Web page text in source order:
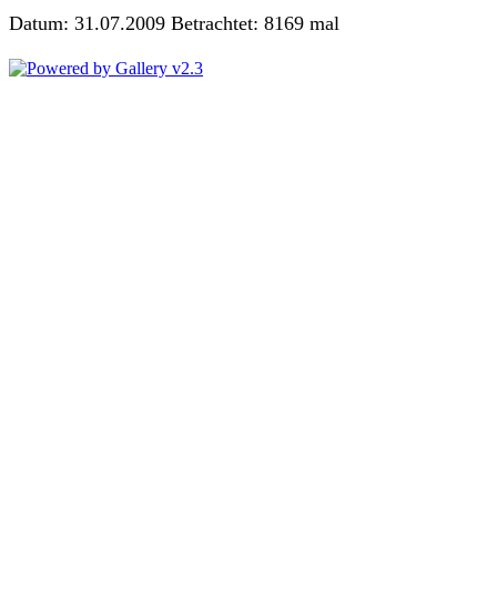
Datum: 31.07.2009 Betrachtet: 8169 mal